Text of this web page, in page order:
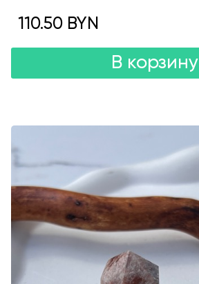
110.50 BYN
В корзину